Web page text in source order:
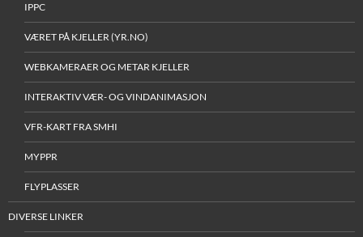
IPPC
VÆRET PÅ KJELLER (YR.NO)
WEBKAMERAER OG METAR KJELLER
INTERAKTIV VÆR- OG VINDANIMASJON
VFR-KART FRA SMHI
MYPPR
FLYPLASSER
DIVERSE LINKER